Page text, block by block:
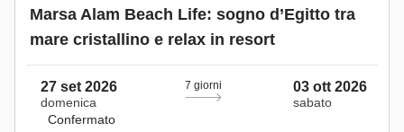
Marsa Alam Beach Life: sogno d’Egitto tra
mare cristallino e relax in resort
27 set 2026
domenica
7 giorni 03 ott 2026
sabato
Confermato